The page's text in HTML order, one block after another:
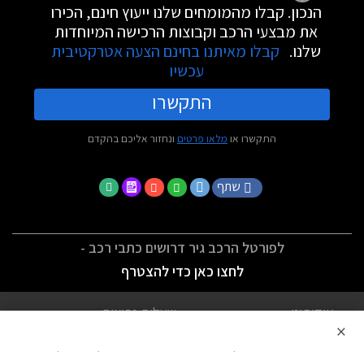
הנכון. קבלו מהמומחים שלנו ייעוץ חינם, הכירו
את מבצעי הרכב וקבוצות הרכישה המיוחדות
שלנו. קבלו מאיתנו בחינם הצעה אטרקטיבית
עכשיו
התקשרו
התקשרו או מלאו פרטים ונחזור אליכם בהקדם
שתף
לפורטל הרכב גיר דרושים כתבי רכב -
לחצו כאן כדי להצטרף
אודותינו
שאלות נפוצות
×